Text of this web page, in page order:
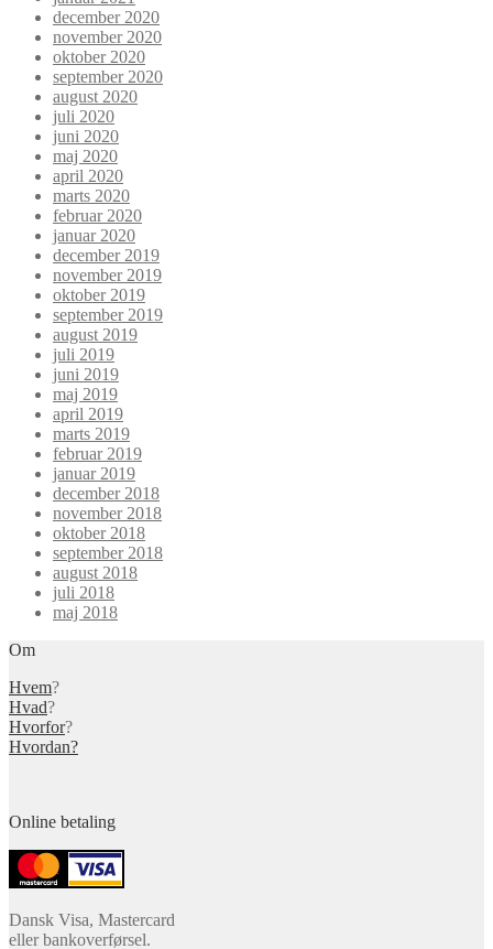
december 2020
november 2020
oktober 2020
september 2020
august 2020
juli 2020
juni 2020
maj 2020
april 2020
marts 2020
februar 2020
januar 2020
december 2019
november 2019
oktober 2019
september 2019
august 2019
juli 2019
juni 2019
maj 2019
april 2019
marts 2019
februar 2019
januar 2019
december 2018
november 2018
oktober 2018
september 2018
august 2018
juli 2018
maj 2018
Om
Hvem?
Hvad?
Hvorfor?
Hvordan?
Online betaling
Dansk Visa, Mastercard
eller bankoverførsel.